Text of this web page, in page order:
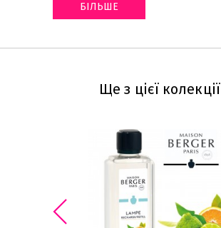
БІЛЬШЕ
Ще з цієї колекції